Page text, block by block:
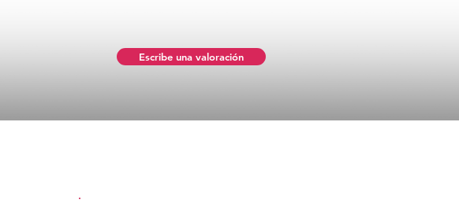
Escribe una valoración